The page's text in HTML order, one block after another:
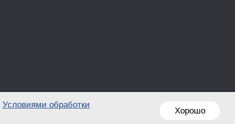
Хорошо
Условиями обработки